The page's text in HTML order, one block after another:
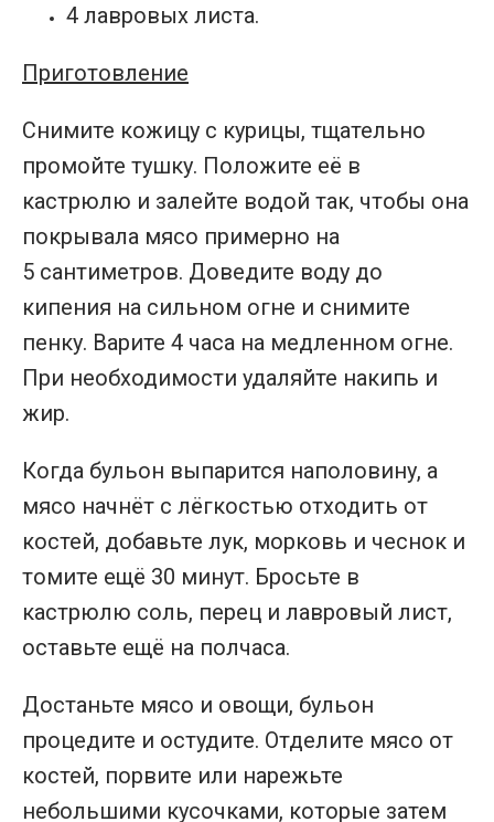
4 лавровых листа.
Приготовление
Снимите кожицу с курицы, тщательно
промойте тушку. Положите её в
кастрюлю и залейте водой так, чтобы она
покрывала мясо примерно на
5 сантиметров. Доведите воду до
кипения на сильном огне и снимите
пенку. Варите 4 часа на медленном огне.
При необходимости удаляйте накипь и
жир.
Когда бульон выпарится наполовину, а
мясо начнёт с лёгкостью отходить от
костей, добавьте лук, морковь и чеснок и
томите ещё 30 минут. Бросьте в
кастрюлю соль, перец и лавровый лист,
оставьте ещё на полчаса.
Достаньте мясо и овощи, бульон
процедите и остудите. Отделите мясо от
костей, порвите или нарежьте
небольшими кусочками, которые затем